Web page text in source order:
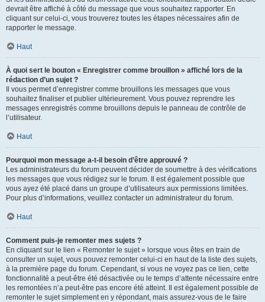
devrait être affiché à côté du message que vous souhaitez rapporter. En
cliquant sur celui-ci, vous trouverez toutes les étapes nécessaires afin de
rapporter le message.
Haut
À quoi sert le bouton « Enregistrer comme brouillon » affiché lors de la
rédaction d’un sujet ?
Il vous permet d’enregistrer comme brouillons les messages que vous
souhaitez finaliser et publier ultérieurement. Vous pouvez reprendre les
messages enregistrés comme brouillons depuis le panneau de contrôle de
l’utilisateur.
Haut
Pourquoi mon message a-t-il besoin d’être approuvé ?
Les administrateurs du forum peuvent décider de soumettre à des vérifications
les messages que vous rédigez sur le forum. Il est également possible que
vous ayez été placé dans un groupe d’utilisateurs aux permissions limitées.
Pour plus d’informations, veuillez contacter un administrateur du forum.
Haut
Comment puis-je remonter mes sujets ?
En cliquant sur le lien « Remonter le sujet » lorsque vous êtes en train de
consulter un sujet, vous pouvez remonter celui-ci en haut de la liste des sujets,
à la première page du forum. Cependant, si vous ne voyez pas ce lien, cette
fonctionnalité a peut-être été désactivée ou le temps d’attente nécessaire entre
les remontées n’a peut-être pas encore été atteint. Il est également possible de
remonter le sujet simplement en y répondant, mais assurez-vous de le faire